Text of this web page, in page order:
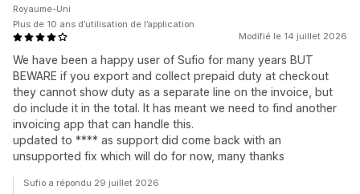
Modifié le 14 juillet 2026
We have been a happy user of Sufio for many years BUT
BEWARE if you export and collect prepaid duty at checkout
they cannot show duty as a separate line on the invoice, but
do include it in the total. It has meant we need to find another
invoicing app that can handle this.
updated to **** as support did come back with an
unsupported fix which will do for now, many thanks
Royaume-Uni
Plus de 10 ans d’utilisation de l’application
Sufio a répondu 29 juillet 2026